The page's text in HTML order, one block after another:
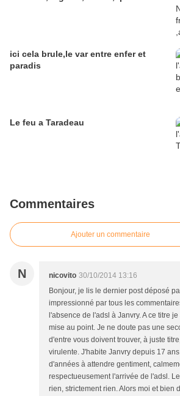
ici cela brule,le var entre enfer et
paradis
Le feu a Taradeau
Commentaires
Ajouter un commentaire
N nicovito 30/10/2014 13:16
Bonjour, je lis le dernier post déposé
impressionné par tous les
l'absence de l'adsl à Janvry. A ce titre
mise au point. Je ne doute pas une
d'entre vous doivent trouver, à juste
virulente. J'habite Janvry depuis 17
d'années à attendre gentiment,
respectueusement l'arrivée de l'adsl.
rien, strictement rien. Alors moi et bien